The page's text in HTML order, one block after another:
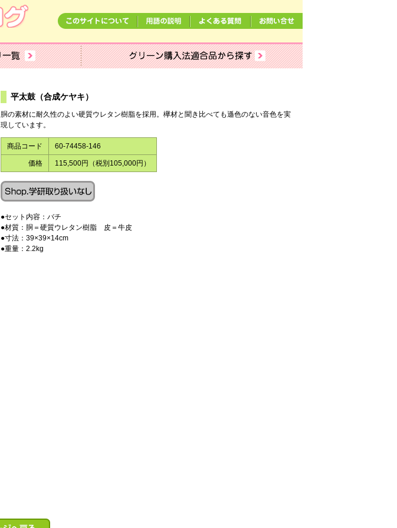
平太鼓（合成ケヤキ）
胴の素材に耐久性のよい硬質ウレタン樹脂を採用。欅材と聞き比べても遜色のない音色を実
現しています。
商品コード 60-74458-146
価格 115,500円（税別105,000円）
●セット内容：バチ
●材質：胴＝硬質ウレタン樹脂 皮＝牛皮
●寸法：39×39×14cm
●重量：2.2kg